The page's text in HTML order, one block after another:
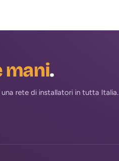
mani.
rete di installatori in tutta Italia.